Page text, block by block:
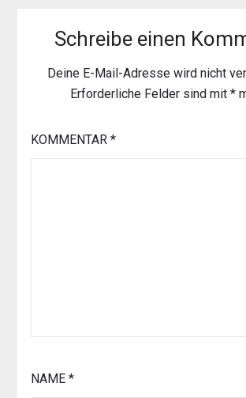
Schreibe einen
Deine E-Mail-Adresse wird nicht
Erforderliche Felder sind mit *
KOMMENTAR *
NAME *